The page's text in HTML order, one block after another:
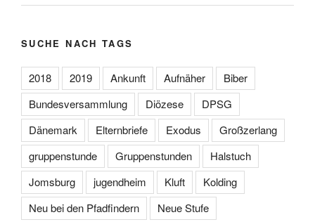
SUCHE NACH TAGS
2018 2019 Ankunft Aufnäher
Biber
Bundesversammlung
Diözese
DPSG
Dänemark
Elternbriefe Exodus
Großzerlang
gruppenstunde
Gruppenstunden
Halstuch
Jomsburg
jugendheim Kluft
Kolding
Neu bei den Pfadfindern
Neue Stufe